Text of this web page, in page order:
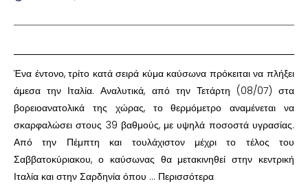
​Ένα έντονο, τρίτο κατά σειρά κύμα καύσωνα πρόκειται να πλήξει
άμεσα την Ιταλία. Αναλυτικά, από την Τετάρτη (08/07) στα
βορειοανατολικά της χώρας, το θερμόμετρο αναμένεται να
σκαρφαλώσει στους 39 βαθμούς, με υψηλά ποσοστά υγρασίας.
Από την Πέμπτη και τουλάχιστον μέχρι το τέλος του
Σαββατοκύριακου, ο καύσωνας θα μετακινηθεί στην κεντρική
Ιταλία και στην Σαρδηνία όπου … Περισσότερα